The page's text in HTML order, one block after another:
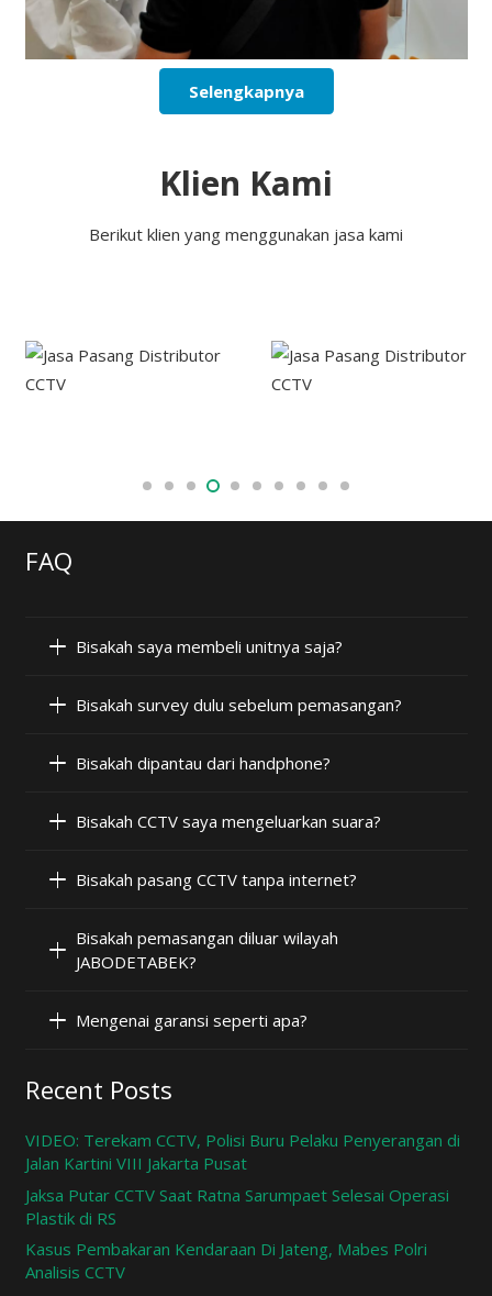
Selengkapnya
Klien Kami
Berikut klien yang menggunakan jasa kami
FAQ
Bisakah saya membeli unitnya saja?
Bisakah survey dulu sebelum pemasangan?
Bisakah dipantau dari handphone?
Bisakah CCTV saya mengeluarkan suara?
Bisakah pasang CCTV tanpa internet?
Bisakah pemasangan diluar wilayah
JABODETABEK?
Mengenai garansi seperti apa?
Recent Posts
VIDEO: Terekam CCTV, Polisi Buru Pelaku Penyerangan di
Jalan Kartini VIII Jakarta Pusat
Jaksa Putar CCTV Saat Ratna Sarumpaet Selesai Operasi
Plastik di RS
Kasus Pembakaran Kendaraan Di Jateng, Mabes Polri
Analisis CCTV